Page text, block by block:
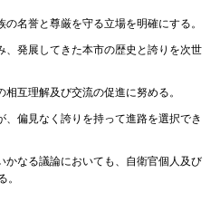
名誉と尊厳を守る立場を明確にする。
、発展してきた本市の歴史と誇りを次世
互理解及び交流の促進に努める。
偏見なく誇りを持って進路を選択でき
かなる議論においても、自衛官個人及び
。